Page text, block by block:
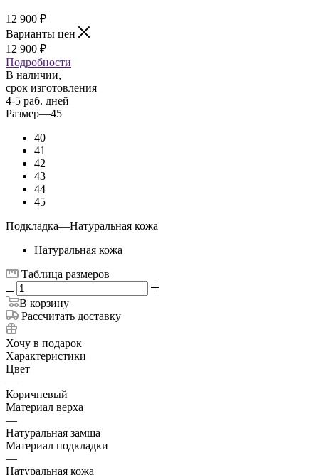
12 900 ₽
Варианты цен
12 900 ₽
Подробности
В наличии,
срок изготовления
4-5 раб. дней
Размер—45
40
41
42
43
44
45
Подкладка—Натуральная кожа
Натуральная кожа
Таблица размеров
В корзину
Рассчитать доставку
Хочу в подарок
Характеристики
Цвет
—
Коричневый
Материал верха
—
Натуральная замша
Материал подкладки
—
Натуральная кожа